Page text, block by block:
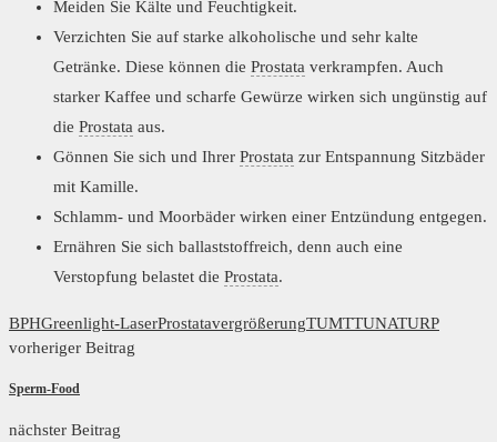
Meiden Sie Kälte und Feuchtigkeit.
Verzichten Sie auf starke alkoholische und sehr kalte
Getränke. Diese kön­nen die Prostata verkrampfen. Auch
starker Kaffee und scharfe Gewürze wir­ken sich ungünstig auf
die Prostata aus.
Gönnen Sie sich und Ihrer Prostata zur Entspannung Sitzbäder
mit Kamille.
Schlamm- und Moorbäder wirken einer Entzündung entgegen.
Ernähren Sie sich ballaststoffreich, denn auch eine
Verstopfung belastet die Prostata.
BPHGreenlight-LaserProstatavergrößerungTUMTTUNATURP
vorheriger Beitrag
Sperm-Food
nächster Beitrag